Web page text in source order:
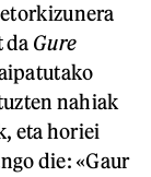
da Gure
nahiak
eta horiei
die: «Gaur